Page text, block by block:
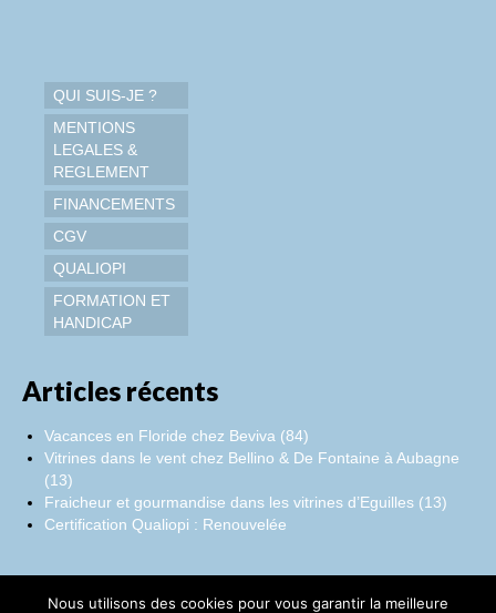
QUI SUIS-JE ?
MENTIONS
LEGALES &
REGLEMENT
FINANCEMENTS
CGV
QUALIOPI
FORMATION ET
HANDICAP
Articles récents
Vacances en Floride chez Beviva (84)
Vitrines dans le vent chez Bellino & De Fontaine à Aubagne
(13)
Fraicheur et gourmandise dans les vitrines d’Eguilles (13)
Certification Qualiopi : Renouvelée
Nous utilisons des cookies pour vous garantir la meilleure